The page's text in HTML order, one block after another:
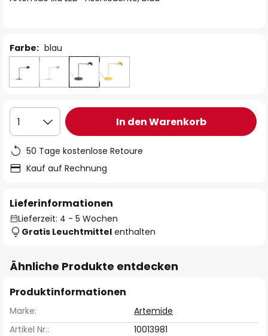
Farbe: blau
1 In den Warenkorb
50 Tage kostenlose Retoure
Kauf auf Rechnung
Lieferinformationen
Lieferzeit: 4 - 5 Wochen
Gratis Leuchtmittel enthalten
Ähnliche Produkte entdecken
Produktinformationen
Marke:
Artemide
Artikel Nr.:
10013981